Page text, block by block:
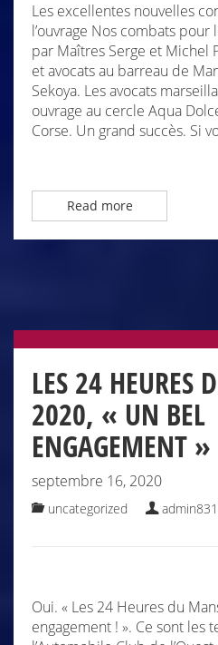
Les excellentes nouvelles
l’ouvrage Nos combats
par Maîtres Serge et Michel
et avocats au barreau de
Sekoya. Les avocats
ouvrage au cercle Aqua
Corse. Un grand succès. Si
Read more
LES 24 HEURES
2020, « UN BEL
ENGAGEMENT »
septembre 16, 2020
uncategorized
Oui. « Les 24 Heures du
engagement ! ». Ce sont les